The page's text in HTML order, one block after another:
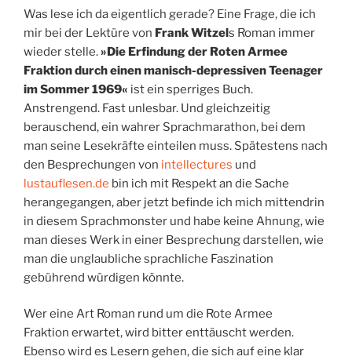
Was lese ich da eigentlich gerade? Eine Frage, die ich
mir bei der Lektüre von Frank Witzels Roman immer
wieder stelle. »Die Erfindung der Roten Armee
Fraktion durch einen manisch-depressiven Teenager
im Sommer 1969« ist ein sperriges Buch.
Anstrengend. Fast unlesbar. Und gleichzeitig
berauschend, ein wahrer Sprachmarathon, bei dem
man seine Lesekräfte einteilen muss. Spätestens nach
den Besprechungen von intellectures und
lustauflesen.de bin ich mit Respekt an die Sache
herangegangen, aber jetzt befinde ich mich mittendrin
in diesem Sprachmonster und habe keine Ahnung, wie
man dieses Werk in einer Besprechung darstellen, wie
man die unglaubliche sprachliche Faszination
gebührend würdigen könnte.
Wer eine Art Roman rund um die Rote Armee
Fraktion erwartet, wird bitter enttäuscht werden.
Ebenso wird es Lesern gehen, die sich auf eine klar